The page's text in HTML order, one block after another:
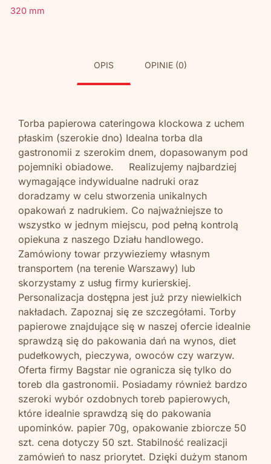
320 mm
OPIS OPINIE (0)
Torba papierowa cateringowa klockowa z uchem
płaskim (szerokie dno) Idealna torba dla
gastronomii z szerokim dnem, dopasowanym pod
pojemniki obiadowe. Realizujemy najbardziej
wymagające indywidualne nadruki oraz
doradzamy w celu stworzenia unikalnych
opakowań z nadrukiem. Co najważniejsze to
wszystko w jednym miejscu, pod pełną kontrolą
opiekuna z naszego Działu handlowego.
Zamówiony towar przywieziemy własnym
transportem (na terenie Warszawy) lub
skorzystamy z usług firmy kurierskiej.
Personalizacja dostępna jest już przy niewielkich
nakładach. Zapoznaj się ze szczegółami. Torby
papierowe znajdujące się w naszej ofercie idealnie
sprawdzą się do pakowania dań na wynos, diet
pudełkowych, pieczywa, owoców czy warzyw.
Oferta firmy Bagstar nie ogranicza się tylko do
toreb dla gastronomii. Posiadamy również bardzo
szeroki wybór ozdobnych toreb papierowych,
które idealnie sprawdzą się do pakowania
upominków. papier 70g, opakowanie zbiorcze 50
szt. cena dotyczy 50 szt. Stabilność realizacji
zamówień to nasz priorytet. Dzięki dużym stanom